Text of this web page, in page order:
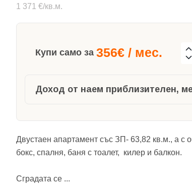
1 371 €/кв.м.
Купи само за 356€ / мес.
Доход от наем приблизителен,
Двустаен апартамент със ЗП- 63,82 кв.м., а с
бокс, спалня, баня с тоалет, килер и балкон.
Сградата се ...